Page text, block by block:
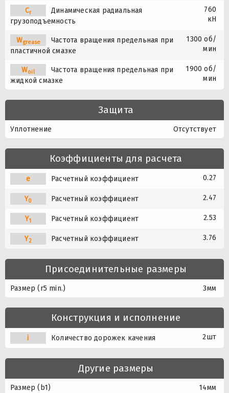
Cr
Динамическая радиальная
грузоподъемность
760
кН
Wgrease
Частота вращения предельная при
пластичной смазке
1300 об/
мин
Woil
Частота вращения предельная при
жидкой смазке
1900 об/
мин
Защита
Уплотнение Отсутствует
Коэффициенты для расчета
e Расчетный коэффициент 0.27
Y0 Расчетный коэффициент 2.47
Y1 Расчетный коэффициент 2.53
Y2 Расчетный коэффициент 3.76
Присоединительные размеры
Размер (r5 min.) 3мм
Конструкция и исполнение
i Количество дорожек качения 2шт
Другие размеры
Размер (b1) 14мм